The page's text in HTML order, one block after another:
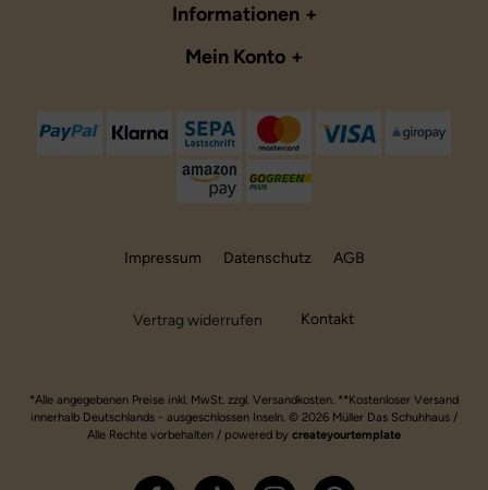
Informationen
Mein Konto
Impressum Datenschutz AGB
Vertrag widerrufen Kontakt
*Alle angegebenen Preise inkl. MwSt. zzgl. Versandkosten. **Kostenloser Versand
innerhalb Deutschlands - ausgeschlossen Inseln. © 2026 Müller Das Schuhhaus /
Alle Rechte vorbehalten / powered by createyourtemplate